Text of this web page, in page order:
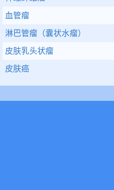
血管瘤
淋巴管瘤（囊状水瘤）
皮肤乳头状瘤
皮肤癌